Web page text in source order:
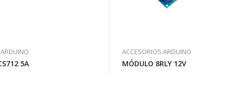
5A
ACCESORIOS ARDUINO
MÓDULO 8RLY 12V